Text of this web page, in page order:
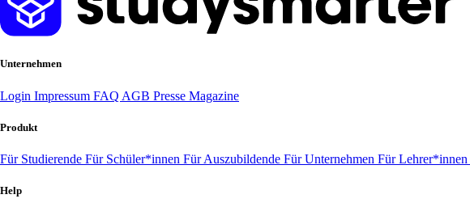
Unternehmen
Login Impressum FAQ AGB Presse Magazine
Produkt
Für Studierende Für Schüler*innen Für Auszubildende Für Unternehmen Für Lehrer*innen
Help